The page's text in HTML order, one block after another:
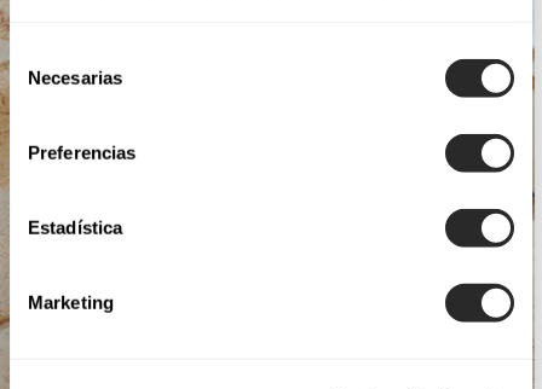
de
consentimiento
Necesarias
Preferencias
Estadística
Marketing